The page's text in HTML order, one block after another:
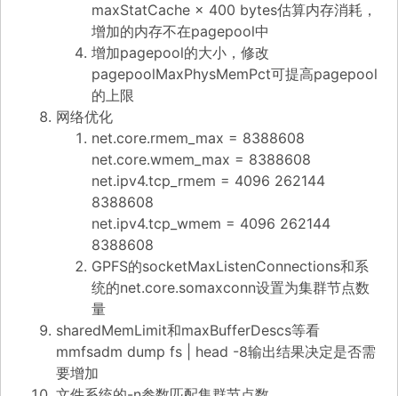
maxStatCache × 400 bytes估算内存消耗，
增加的内存不在pagepool中
增加pagepool的大小，修改
pagepoolMaxPhysMemPct可提高pagepool
的上限
网络优化
net.core.rmem_max = 8388608
net.core.wmem_max = 8388608
net.ipv4.tcp_rmem = 4096 262144
8388608
net.ipv4.tcp_wmem = 4096 262144
8388608
GPFS的socketMaxListenConnections和系
统的net.core.somaxconn设置为集群节点数
量
sharedMemLimit和maxBufferDescs等看
mmfsadm dump fs | head -8输出结果决定是否需
要增加